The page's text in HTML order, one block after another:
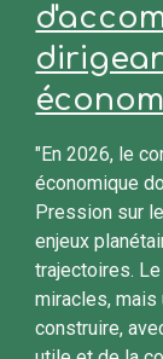
"En 2026, le
économique
Pression sur
enjeux
trajectoires.
miracles, mais
construire,